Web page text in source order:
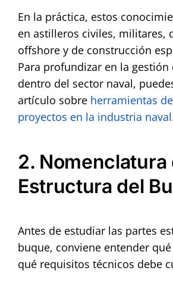
En la práctica, estos
en astilleros civiles, militares,
offshore y de construcción
Para profundizar en la gestión
dentro del sector naval,
artículo sobre herramientas
proyectos en la industria naval
2. Nomenclatura
Estructura del
Antes de estudiar las partes
buque, conviene entender
qué requisitos técnicos debe